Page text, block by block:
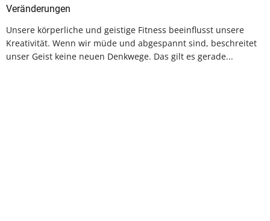
Veränderungen
Unsere körperliche und geistige Fitness beeinflusst unsere
Kreativität. Wenn wir müde und abgespannt sind, beschreitet
unser Geist keine neuen Denkwege. Das gilt es gerade...